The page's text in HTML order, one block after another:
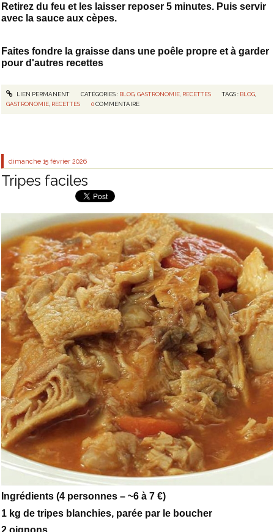
Retirez du feu et les laisser reposer 5 minutes. Puis servir
avec la sauce aux cèpes.
Faites fondre la graisse dans une poêle propre et à garder
pour d'autres recettes
LIEN PERMANENT CATÉGORIES : BLOG, GASTRONOMIE, RECETTES TAGS : BLOG,
GASTRONOMIE, RECETTES 0 COMMENTAIRE
dimanche 15 février 2026
Tripes faciles
Ingrédients (4 personnes – ~6 à 7 €)
1 kg de tripes blanchies, parée par le boucher
2 oignons